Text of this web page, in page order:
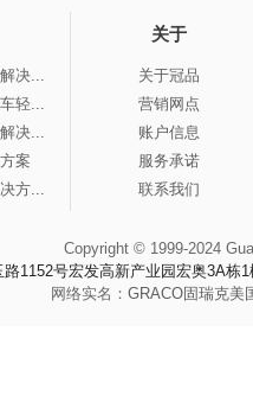
决...
轻...
决...
案
方...
关于
关于冠品
营销网点
账户信息
服务承诺
联系我们
Copyright © 1999-2024
1152号宏发高新产业园宏奥3A栋1
网络实名： GRACO固瑞克美